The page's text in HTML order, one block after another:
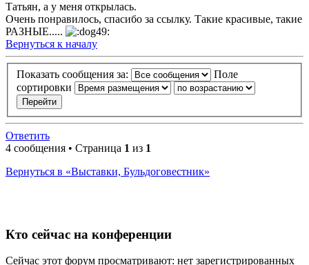
Татьян, а у меня открылась.
Очень понравилось, спасибо за ссылку. Такие красивые, такие
РАЗНЫЕ.....
Вернуться к началу
Показать сообщения за:
Поле
сортировки
Ответить
4 сообщения • Страница 1 из 1
Вернуться в «Выставки, Бульдоговестник»
Кто сейчас на конференции
Сейчас этот форум просматривают: нет зарегистрированных